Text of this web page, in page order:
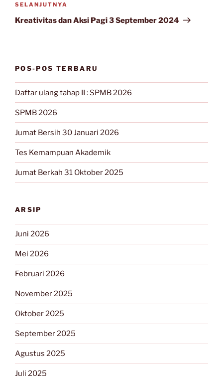
Pos
Selanjutnya
SELANJUTNYA
Kreativitas dan Aksi Pagi 3 September 2024
POS-POS TERBARU
Daftar ulang tahap II : SPMB 2026
SPMB 2026
Jumat Bersih 30 Januari 2026
Tes Kemampuan Akademik
Jumat Berkah 31 Oktober 2025
ARSIP
Juni 2026
Mei 2026
Februari 2026
November 2025
Oktober 2025
September 2025
Agustus 2025
Juli 2025